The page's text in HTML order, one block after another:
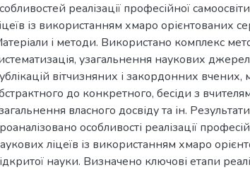
реалізації професійної
із використанням хмаро орієнтованих
і методи. Використано комплекс
узагальнення наукових
вітчизняних і закордонних
до конкретного, бесіди з
власного досвіду та ін.
особливості реалізації
ліцеїв із використанням хмаро
науки. Визначено ключові етапи